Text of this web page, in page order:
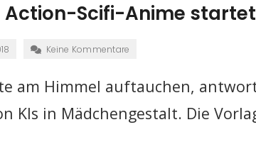
Action-Scifi-Anime
Keine Kommentare
am Himmel auftauchen,
KIs in Mädchengestalt. Die